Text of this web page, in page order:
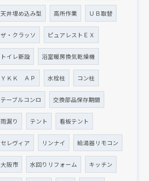
天井埋め込み型 高所作業 ＵＢ取替
ザ・クラッソ ピュアレストＥＸ
トイレ新設 浴室暖房換気乾燥機
ＹＫＫ ＡＰ 水栓柱 コン柱
テーブルコンロ 交換部品保存期間
雨漏り テント 看板テント
セレヴィア リンナイ 給湯器リモコン
大阪市 水回りリフォーム キッチン